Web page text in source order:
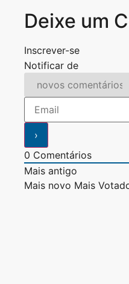
Deixe um
Inscrever-se
Notificar de
0 Comentários
Mais antigo
Mais novo Mais